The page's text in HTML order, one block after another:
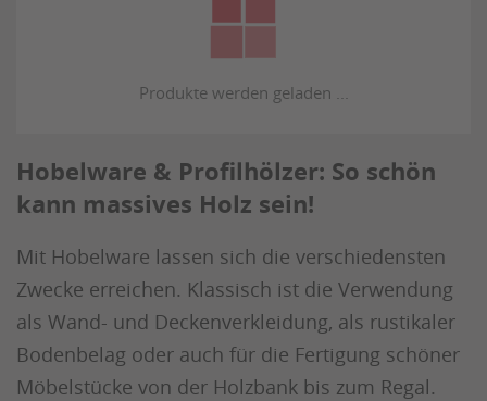
Hobelware & Profilhölzer: So schön
kann massives Holz sein!
Mit Hobelware lassen sich die verschiedensten
Zwecke erreichen. Klassisch ist die Verwendung
als Wand- und Deckenverkleidung, als rustikaler
Bodenbelag oder auch für die Fertigung schöner
Möbelstücke von der Holzbank bis zum Regal.